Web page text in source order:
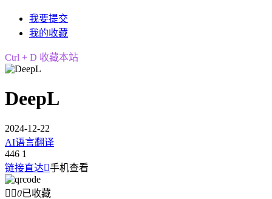
我要提交
我的收藏
Ctrl + D 收藏本站
DeepL
2024-12-22
AI语言翻译
446 1
链接直达手机查看
 0已收藏